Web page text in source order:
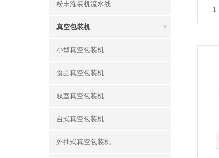
粉末灌装机流水线
真空包装机
小型真空包装机
食品真空包装机
双室真空包装机
台式真空包装机
外抽式真空包装机